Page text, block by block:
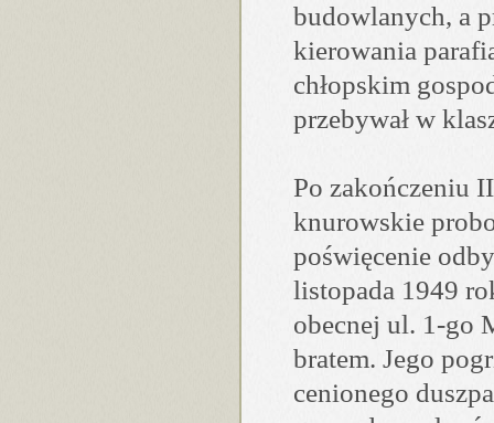
budowlanych, a
kierowania
chłopskim
przebywał w
Po zakończeniu
knurowskie
poświęcenie
listopada 1949
obecnej ul. 1-go
bratem. Jego
cenionego